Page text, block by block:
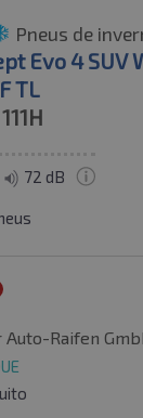
Pneus de
Evo 4 SUV
TL
111H
72 dB
Auto-Raifen